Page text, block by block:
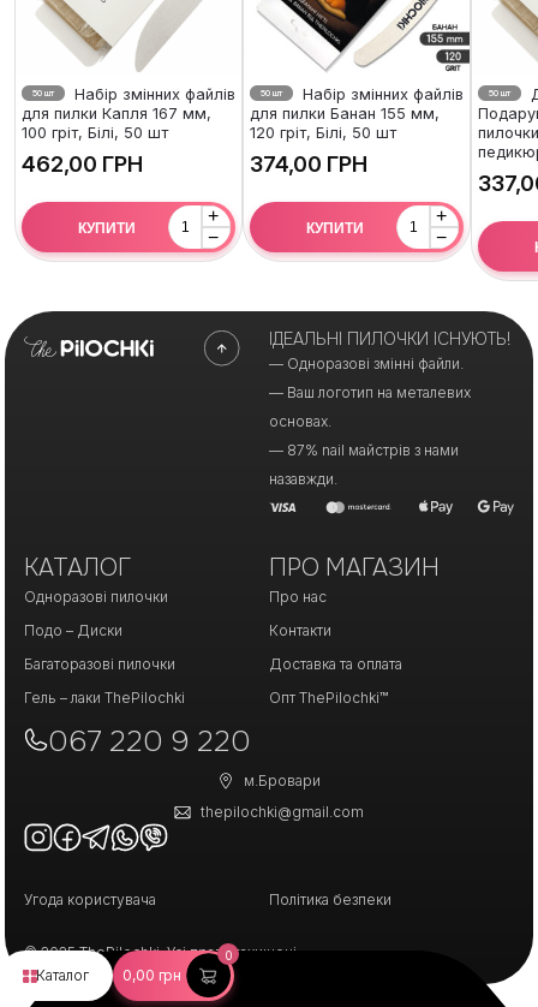
Каталог 0,00 грн
0
50 шт
Набір змінних файлів
для пилки Капля 167 мм,
100 гріт, Білі, 50 шт
ГРН
+
−
КУПИТИ
50 шт
Набір змінних файлів
для пилки Банан 155 мм,
120 гріт, Білі, 50 шт
ГРН
+
−
КУПИТИ
50 шт
ІДЕАЛЬНІ ПИЛОЧКИ ІСНУЮТЬ!
— Одноразові змінні файли.
— Ваш логотип на металевих
основах.
— 87% nail майстрів з нами
назавжди.
КАТАЛОГ
Одноразові пилочки
Подо – Диски
Багаторазові пилочки
Гель – лаки ThePilochki
ПРО МАГАЗИН
Про нас
Контакти
Доставка та оплата
Опт ThePilochki™
067 220 9 220
м.Бровари
thepilochki@gmail.com
Угода користувача Політика безпеки
© 2025 ThePilochki. Усі права захищені.